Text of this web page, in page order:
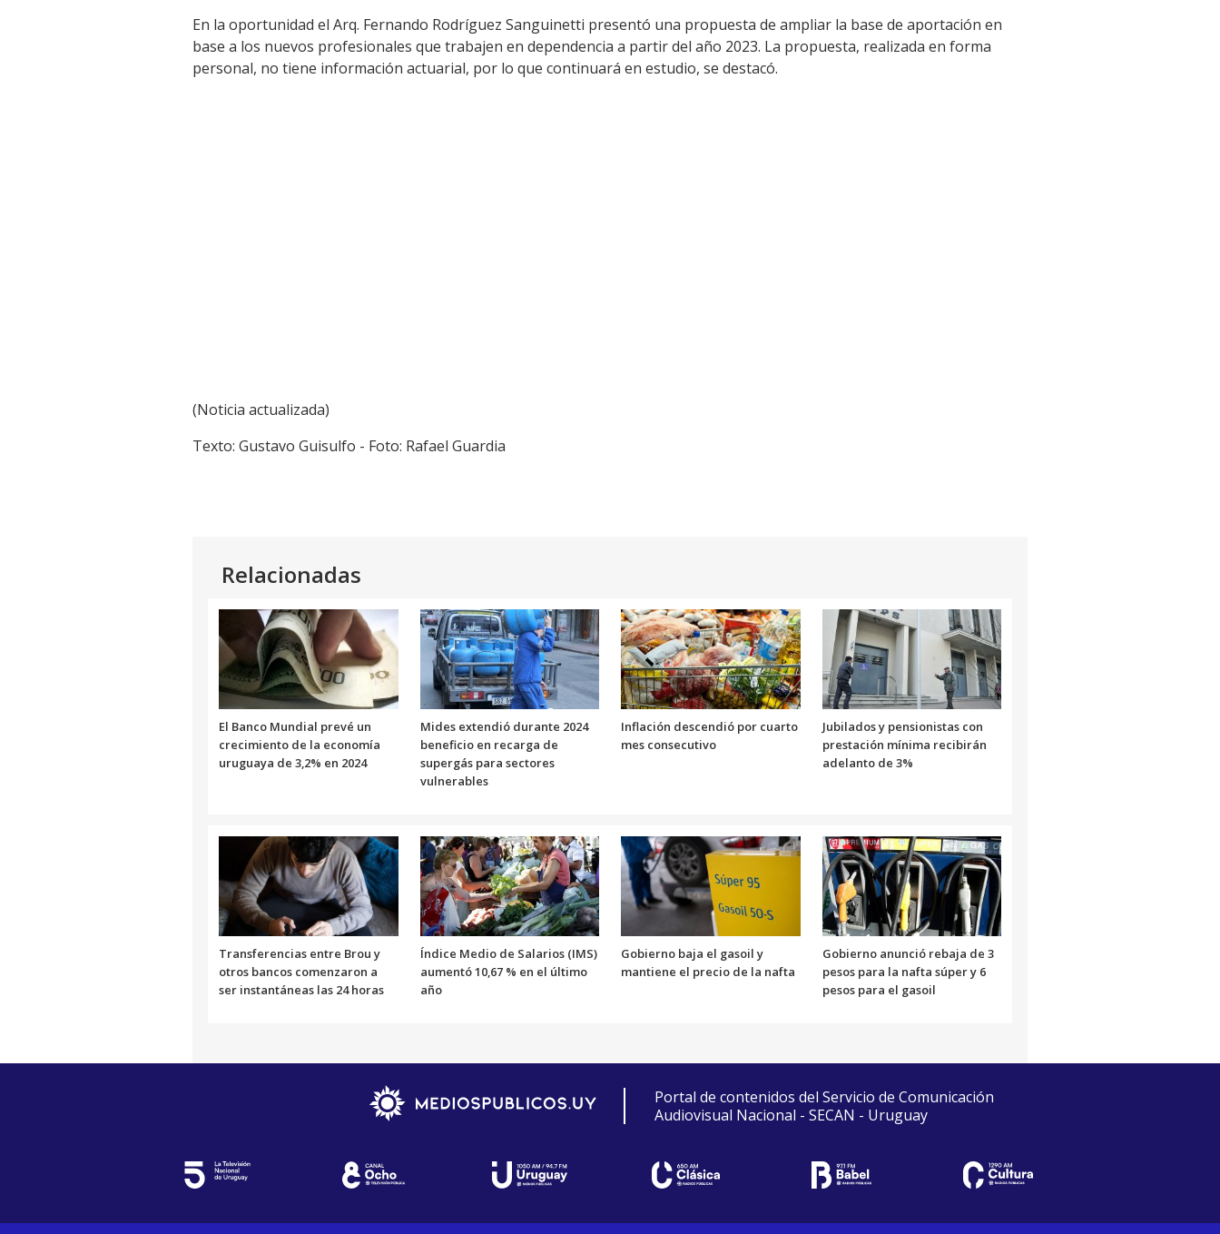
En la oportunidad el Arq. Fernando Rodríguez Sanguinetti presentó una propuesta de ampliar la base de aportación en
base a los nuevos profesionales que trabajen en dependencia a partir del año 2023. La propuesta, realizada en forma
personal, no tiene información actuarial, por lo que continuará en estudio, se destacó.
(Noticia actualizada)
Texto: Gustavo Guisulfo - Foto: Rafael Guardia
Relacionadas
El Banco Mundial prevé un
crecimiento de la economía
uruguaya de 3,2% en 2024
Mides extendió durante 2024
beneficio en recarga de
supergás para sectores
vulnerables
Inflación descendió por cuarto
mes consecutivo
Jubilados y pensionistas con
prestación mínima recibirán
adelanto de 3%
Transferencias entre Brou y
otros bancos comenzaron a
ser instantáneas las 24 horas
Índice Medio de Salarios (IMS)
aumentó 10,67 % en el último
año
Gobierno baja el gasoil y
mantiene el precio de la nafta
Gobierno anunció rebaja de 3
pesos para la nafta súper y 6
pesos para el gasoil
Portal de contenidos del Servicio de Comunicación
Audiovisual Nacional - SECAN - Uruguay